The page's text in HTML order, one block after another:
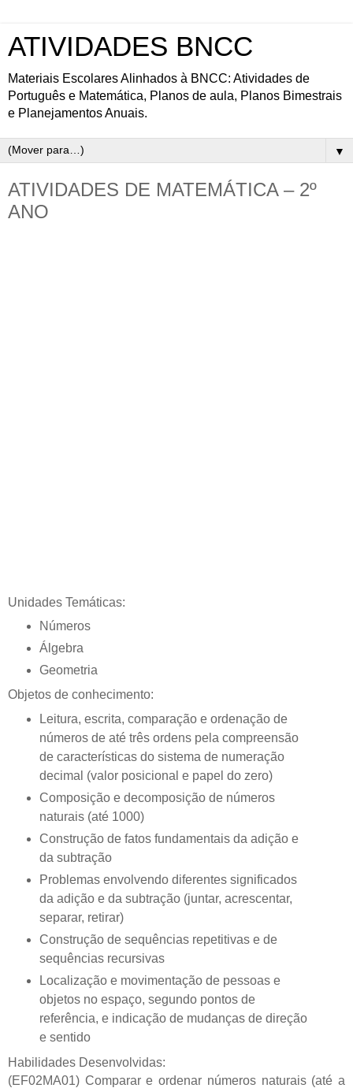
ATIVIDADES BNCC
Materiais Escolares Alinhados à BNCC: Atividades de
Português e Matemática, Planos de aula, Planos Bimestrais
e Planejamentos Anuais.
▼
ATIVIDADES DE MATEMÁTICA – 2º
ANO
Unidades Temáticas:
Números
Álgebra
Geometria
Objetos de conhecimento:
Leitura, escrita, comparação e ordenação de
números de até três ordens pela compreensão
de características do sistema de numeração
decimal (valor posicional e papel do zero)
Composição e decomposição de números
naturais (até 1000)
Construção de fatos fundamentais da adição e
da subtração
Problemas envolvendo diferentes significados
da adição e da subtração (juntar, acrescentar,
separar, retirar)
Construção de sequências repetitivas e de
sequências recursivas
Localização e movimentação de pessoas e
objetos no espaço, segundo pontos de
referência, e indicação de mudanças de direção
e sentido
Habilidades Desenvolvidas:
(EF02MA01) Comparar e ordenar números naturais (até a